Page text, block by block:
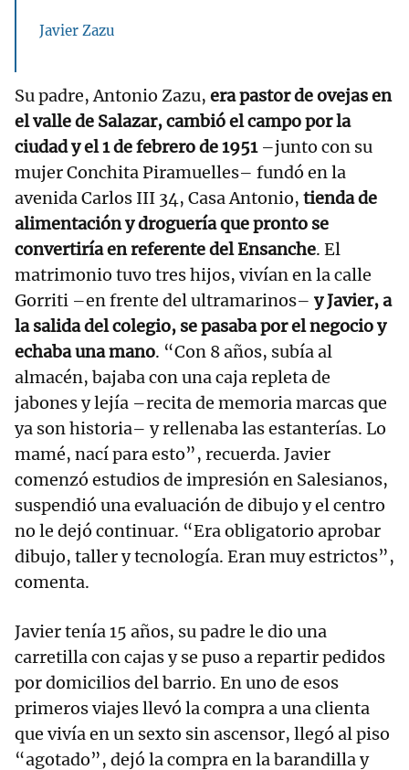
Javier Zazu
Su padre, Antonio Zazu, era pastor de ovejas en
el valle de Salazar, cambió el campo por la
ciudad y el 1 de febrero de 1951–junto con su
mujer Conchita Piramuelles– fundó en la
avenida Carlos III 34, Casa Antonio, tienda de
alimentación y droguería que pronto se
convertiría en referente del Ensanche. El
matrimonio tuvo tres hijos, vivían en la calle
Gorriti –en frente del ultramarinos– y Javier, a
la salida del colegio, se pasaba por el negocio y
echaba una mano. “Con 8 años, subía al
almacén, bajaba con una caja repleta de
jabones y lejía –recita de memoria marcas que
ya son historia– y rellenaba las estanterías. Lo
mamé, nací para esto”, recuerda. Javier
comenzó estudios de impresión en Salesianos,
suspendió una evaluación de dibujo y el centro
no le dejó continuar. “Era obligatorio aprobar
dibujo, taller y tecnología. Eran muy estrictos”,
comenta.
Javier tenía 15 años, su padre le dio una
carretilla con cajas y se puso a repartir pedidos
por domicilios del barrio. En uno de esos
primeros viajes llevó la compra a una clienta
que vivía en un sexto sin ascensor, llegó al piso
“agotado”, dejó la compra en la barandilla y